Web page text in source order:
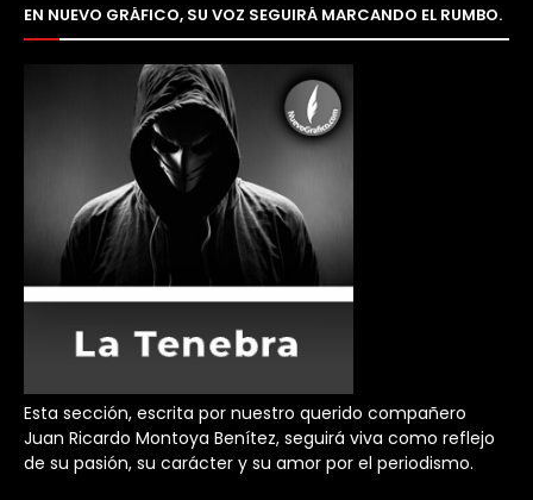
EN NUEVO GRÁFICO, SU VOZ SEGUIRÁ MARCANDO EL RUMBO.
Esta sección, escrita por nuestro querido compañero
Juan Ricardo Montoya Benítez, seguirá viva como reflejo
de su pasión, su carácter y su amor por el periodismo.